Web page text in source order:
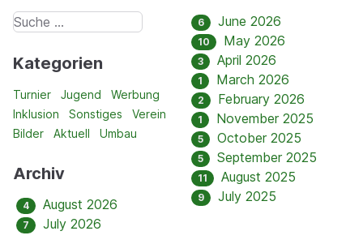
Kategorien
Turnier Jugend
Werbung
Inklusion
Sonstiges
Verein
Bilder
Aktuell Umbau
Archiv
4 August 2026
7 July 2026
6 June 2026
10 May 2026
3 April 2026
1 March 2026
2 February 2026
1 November 2025
5 October 2025
5 September 2025
11 August 2025
9 July 2025